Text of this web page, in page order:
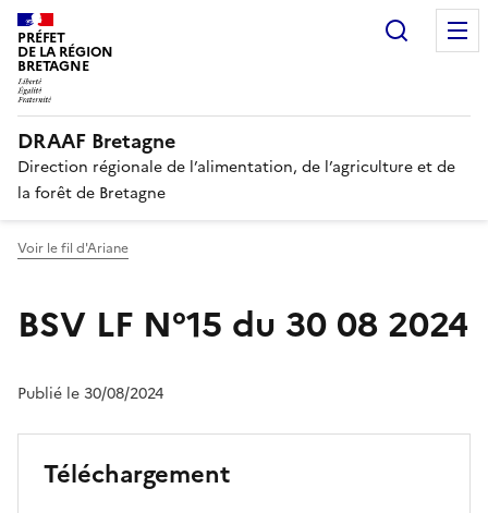
PRÉFET
DE LA RÉGION
BRETAGNE
DRAAF Bretagne
Direction régionale de l’alimentation, de l’agriculture et de
la forêt de Bretagne
Voir le fil d'Ariane
BSV LF N°15 du 30 08 2024
Publié le 30/08/2024
Téléchargement